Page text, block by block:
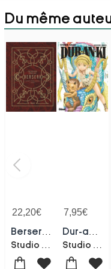
Du même
22,20€
Berserk - Tarot
Studio Gaga-Kentaro Miura
7,95€
Dur-an-ki
Studio Gaga-Kentaro Miura